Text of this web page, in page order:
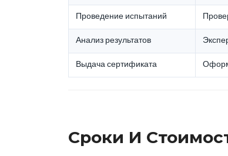
Проведение испытаний
Анализ результатов
Выдача сертификата
Сроки И